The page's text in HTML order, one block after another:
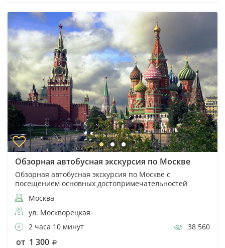
Обзорная автобусная экскурсия по Москве
Обзорная автобусная экскурсия по Москве с
посещением основных достопримечательностей
Москва
ул. Москворецкая
2 часа 10 минут
38 560
от 1 300